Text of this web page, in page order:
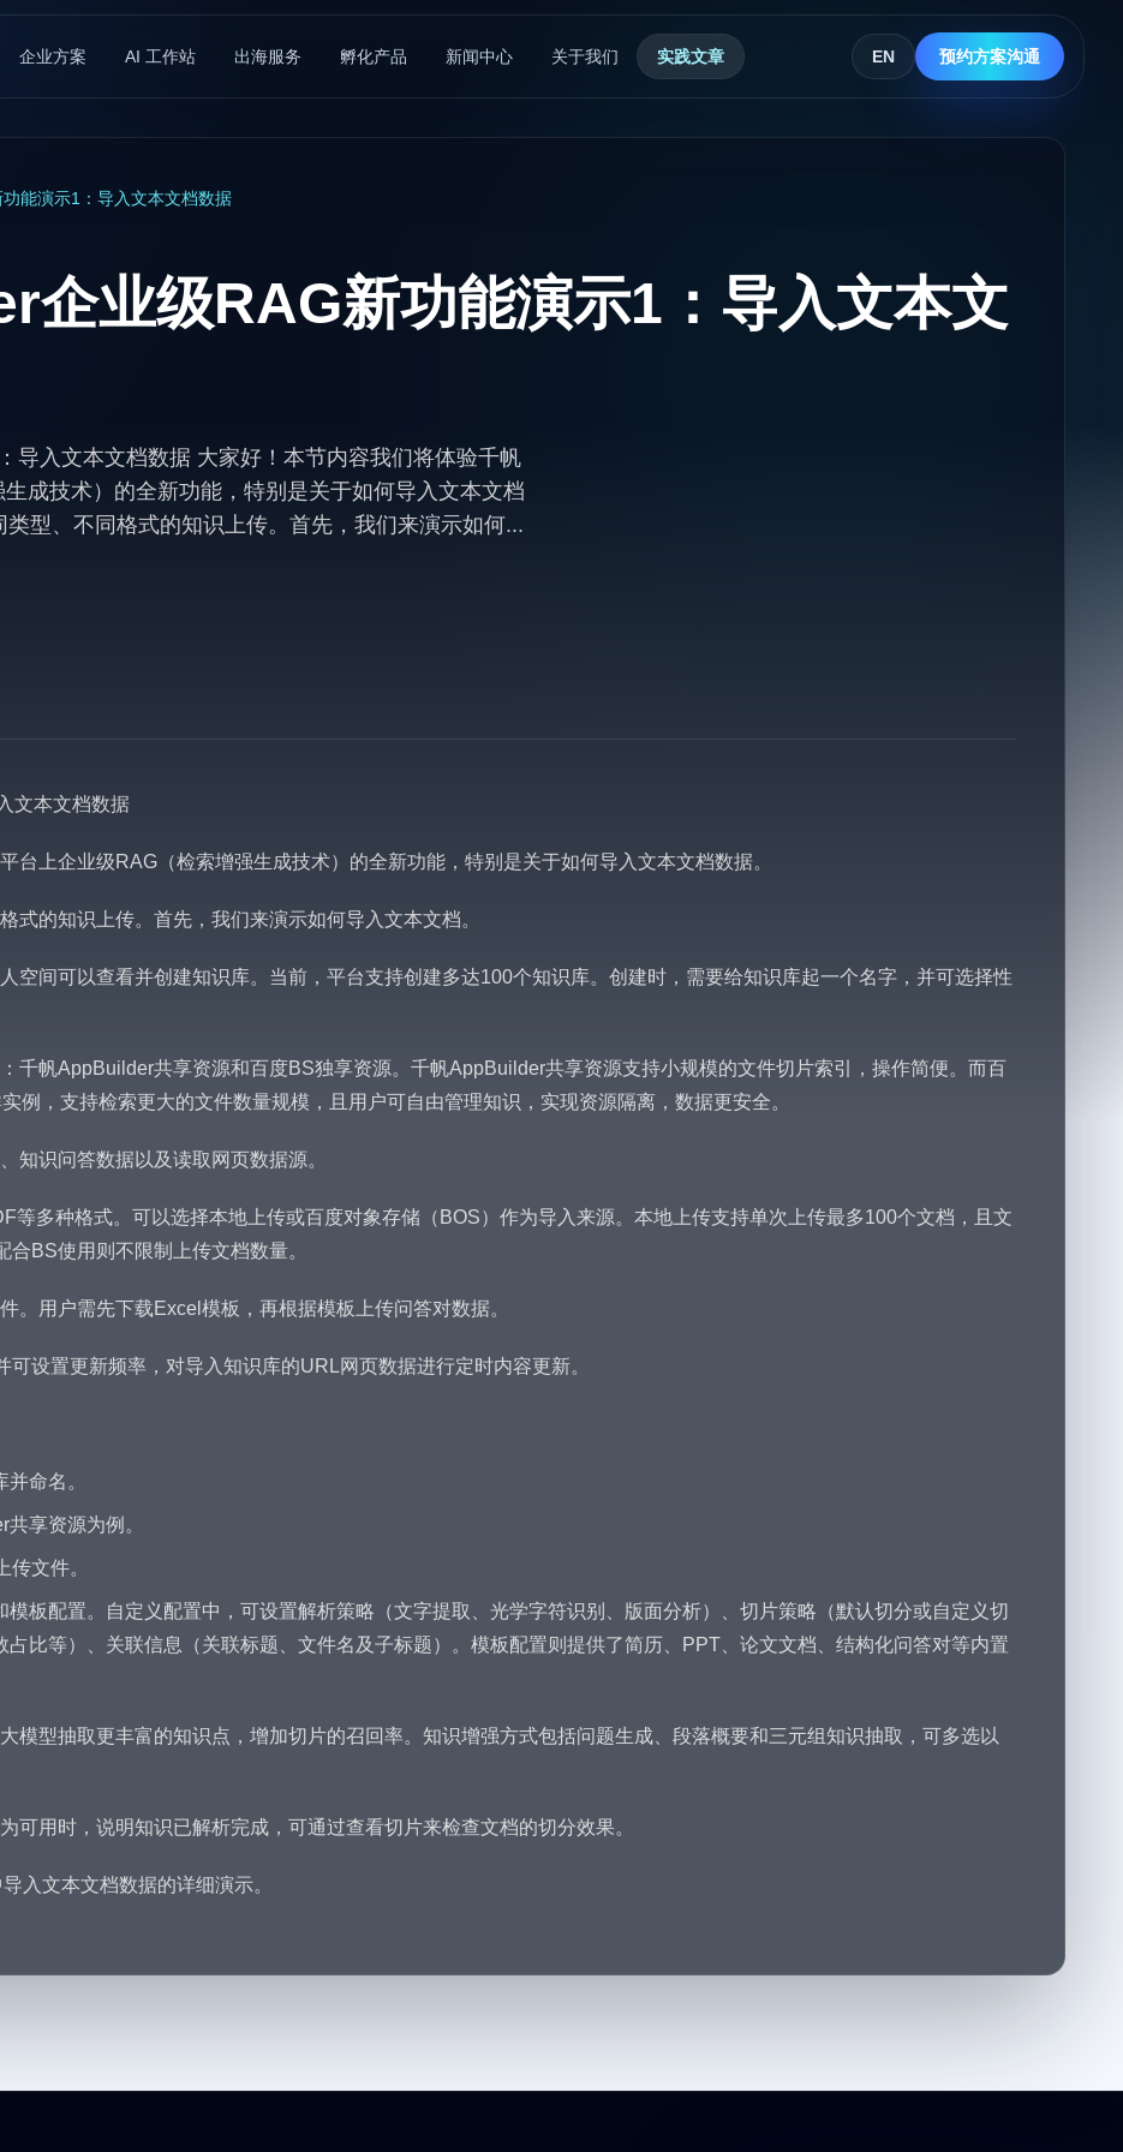
企业方案 AI 工作站 出海服务 孵化产品 新闻中心 关于我们 实践文章 EN 预约方案沟通
能演示1：导入文本文档数据
企业级RAG新功能演示1：导入文本文
导入文本文档数据 大家好！本节内容我们将体验千帆
成技术）的全新功能，特别是关于如何导入文本文档
型、不同格式的知识上传。首先，我们来演示如何...
文本文档数据
台上企业级RAG（检索增强生成技术）的全新功能，特别是关于如何导入文本文档数据。
式的知识上传。首先，我们来演示如何导入文本文档。
空间可以查看并创建知识库。当前，平台支持创建多达100个知识库。创建时，需要给知识库起一个名字，并可选择性
千帆AppBuilder共享资源和百度BS独享资源。千帆AppBuilder共享资源支持小规模的文件切片索引，操作简便。而百
例，支持检索更大的文件数量规模，且用户可自由管理知识，实现资源隔离，数据更安全。
知识问答数据以及读取网页数据源。
等多种格式。可以选择本地上传或百度对象存储（BOS）作为导入来源。本地上传支持单次上传最多100个文档，且文
BS使用则不限制上传文档数量。
。用户需先下载Excel模板，再根据模板上传问答对数据。
可设置更新频率，对导入知识库的URL网页数据进行定时内容更新。
命名。
享资源为例。
文件。
模板配置。自定义配置中，可设置解析策略（文字提取、光学字符识别、版面分析）、切片策略（默认切分或自定义切
占比等）、关联信息（关联标题、文件名及子标题）。模板配置则提供了简历、PPT、论文文档、结构化问答对等内置
模型抽取更丰富的知识点，增加切片的召回率。知识增强方式包括问题生成、段落概要和三元组知识抽取，可多选以
可用时，说明知识已解析完成，可通过查看切片来检查文档的切分效果。
入文本文档数据的详细演示。